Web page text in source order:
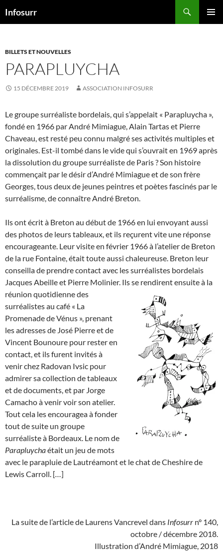
auInfosurr
BILLETS ET NOUVELLES
PARAPLUYCHA
15 DÉCEMBRE 2019 ASSOCIATION INFOSURR
Le groupe surréaliste bordelais, qui s’appelait « Parapluycha »,
fondé en 1966 par André Mimiague, Alain Tartas et Pierre
Chaveau, est resté peu connu malgré ses activités multiples et
originales. Est-il tombé dans le vide qui s’ouvrait en 1969 après
la dissolution du groupe surréaliste de Paris ? Son histoire
commençait par le désir d’André Mimiague et de son frère
Georges, tous deux de jeunes peintres et poètes fascinés par le
surréalisme, de connaître André Breton.
Ils ont écrit à Breton au début de 1966 en lui envoyant aussi
des photos de leurs tableaux, et ils reçurent vite une réponse
encourageante. Leur visite en février 1966 à l’atelier de Breton
de la rue Fontaine, était toute aussi chaleureuse. Breton leur
conseilla de prendre contact avec les surréalistes bordelais
Jacques Abeille et Pierre Molinier. Ils se rendirent ensuite à la
réunion quotidienne des
surréalistes au café « La
Promenade de Vénus », prenant
les adresses de José Pierre et de
Vincent Bounoure pour rester en
contact, et ils furent invités à
venir chez Radovan Ivsic pour
admirer sa collection de tableaux
et de documents, et par Jorge
Camacho à venir voir son atelier.
Tout cela les encouragea à fonder
tout de suite un groupe
surréaliste à Bordeaux. Le nom de
Parapluychaétait un jeu de mots
avec le parapluie de Lautréamont et le chat de Cheshire de
Lewis Carroll. […]
La suite de l’article de Laurens Vancrevel dans Infosurr n° 140,
octobre / décembre 2018.
Illustration d’André Mimiague, 2018